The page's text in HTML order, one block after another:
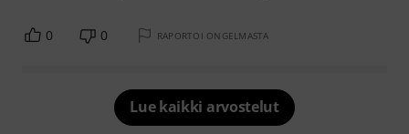
0 0 RAPORTOI ONGELMASTA
Lue kaikki arvostelut